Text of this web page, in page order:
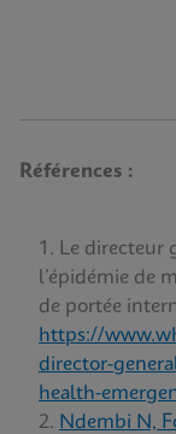
Références :
Le directeur
l’épidémie de
de portée
https://
director-
health-
Ndembi N,